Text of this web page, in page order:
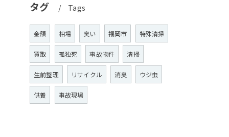
タグ Tags
金額 相場 臭い 福岡市 特殊清掃
買取 孤独死 事故物件 清掃
生前整理 リサイクル 消臭 ウジ虫
供養 事故現場